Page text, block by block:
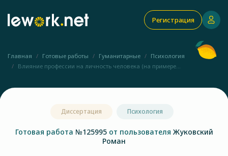
Регистрация
Главная Готовые работы Гуманитарные
Психология
Влияние профессии на личность человека (на примере...
Диссертация Психология
Готовая работа №125995 от пользователя Жуковский
Роман